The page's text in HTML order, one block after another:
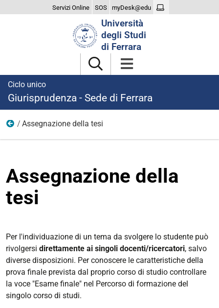
Servizi Online SOS myDesk@edu
Università
degli Studi
di Ferrara
Ciclo unico
Giurisprudenza - Sede di Ferrara
Esame di laurea
Assegnazione della tesi
Assegnazione della
tesi
Per l'individuazione di un tema da svolgere lo studente può
rivolgersi direttamente ai singoli docenti/ricercatori, salvo
diverse disposizioni. Per conoscere le caratteristiche della
prova finale prevista dal proprio corso di studio controllare
la voce "Esame finale" nel Percorso di formazione del
singolo corso di studi.